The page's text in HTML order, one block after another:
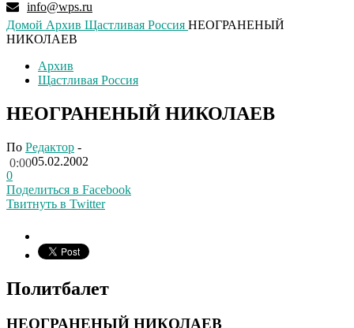
info@wps.ru
Домой Архив Щастливая Россия НЕОГРАНЕНЫЙ
НИКОЛАЕВ
Архив
Щастливая Россия
НЕОГРАНЕНЫЙ НИКОЛАЕВ
По Редактор -
05.02.2002
0:00
0
Поделиться в Facebook
Твитнуть в Twitter
Политбалет
НЕОГРАНЕНЫЙ НИКОЛАЕВ